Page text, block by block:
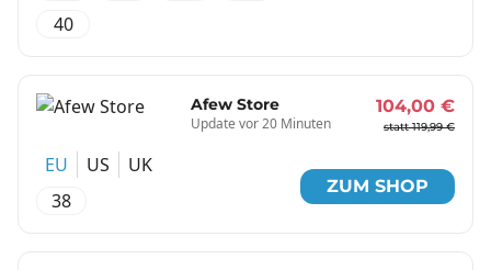
40
Afew Store
Update vor 20 Minuten
104,00 €
statt 119,99 €
EU US
UK
38
ZUM SHOP